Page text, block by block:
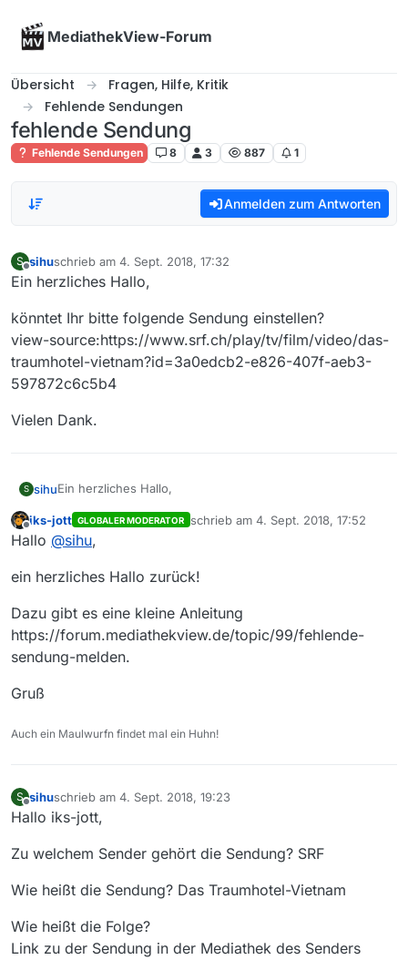
MediathekView-Forum
Übersicht
Fragen, Hilfe, Kritik
Fehlende Sendungen
fehlende Sendung
Fehlende Sendungen 8 3 887 1
Anmelden zum Antworten
S
Offline
sihuschrieb am 4. Sept. 2018, 17:32
zuletzt editiert von
Ein herzliches Hallo,
könntet Ihr bitte folgende Sendung einstellen?
view-source:https://www.srf.ch/play/tv/film/video/das-
traumhotel-vietnam?id=3a0edcb2-e826-407f-aeb3-
597872c6c5b4
Vielen Dank.
S sihuEin herzliches Hallo,
könntet Ihr bitte folgende Sendung einstellen?
view-source:https://www.srf.ch/play/tv/film/video/das-
597872c6c5b4
Offline
iks-jott GLOBALER MODERATOR schrieb am 4. Sept. 2018, 17:52
zuletzt editiert von
Hallo @sihu,
ein herzliches Hallo zurück!
Dazu gibt es eine kleine Anleitung
https://forum.mediathekview.de/topic/99/fehlende-
sendung-melden.
Gruß
Auch ein Maulwurfn findet mal ein Huhn!
S
Offline
sihuschrieb am 4. Sept. 2018, 19:23
zuletzt editiert von
Hallo iks-jott,
Zu welchem Sender gehört die Sendung? SRF
Wie heißt die Sendung? Das Traumhotel-Vietnam
Wie heißt die Folge?
Link zu der Sendung in der Mediathek des Senders